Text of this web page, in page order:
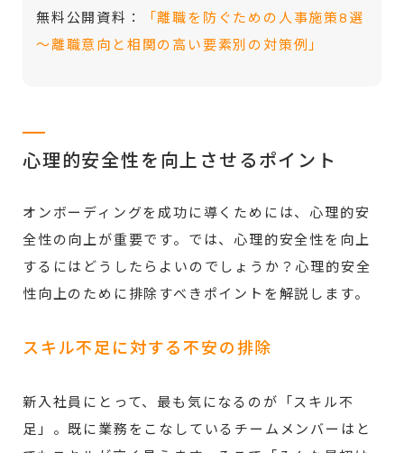
無料公開資料：
「離職を防ぐための人事施策8選
～離職意向と相関の高い要素別の対策例」
心理的安全性を向上させるポイント
オンボーディングを成功に導くためには、心理的安
全性の向上が重要です。では、心理的安全性を向上
するにはどうしたらよいのでしょうか？心理的安全
性向上のために排除すべきポイントを解説します。
スキル不足に対する不安の排除
新入社員にとって、最も気になるのが「スキル不
足」。既に業務をこなしているチームメンバーはと